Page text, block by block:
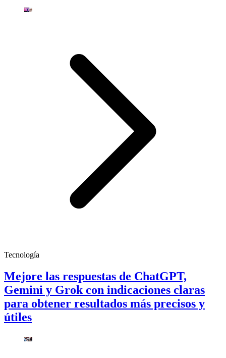
Tecnología
Mejore las respuestas de ChatGPT,
Gemini y Grok con indicaciones claras
para obtener resultados más precisos y
útiles